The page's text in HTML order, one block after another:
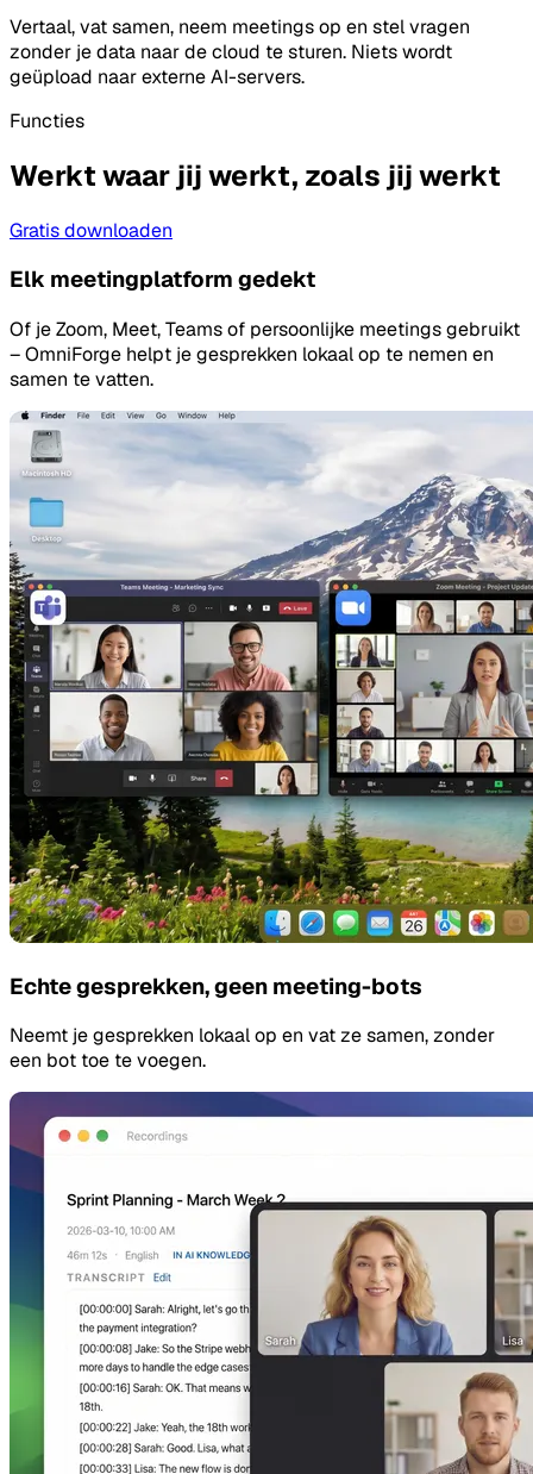
Vertaal, vat samen, neem meetings op en stel vragen
zonder je data naar de cloud te sturen. Niets wordt
geüpload naar externe AI-servers.
Functies
Werkt waar jij werkt, zoals jij werkt
Gratis downloaden
Elk meetingplatform gedekt
Of je Zoom, Meet, Teams of persoonlijke meetings gebruikt
– OmniForge helpt je gesprekken lokaal op te nemen en
samen te vatten.
Echte gesprekken, geen meeting-bots
Neemt je gesprekken lokaal op en vat ze samen, zonder
een bot toe te voegen.